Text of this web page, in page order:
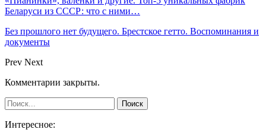
Беларуси из СССР: что с ними…
Без прошлого нет будущего. Брестское гетто. Воспоминания и
документы
Prev Next
Комментарии закрыты.
Интересное: